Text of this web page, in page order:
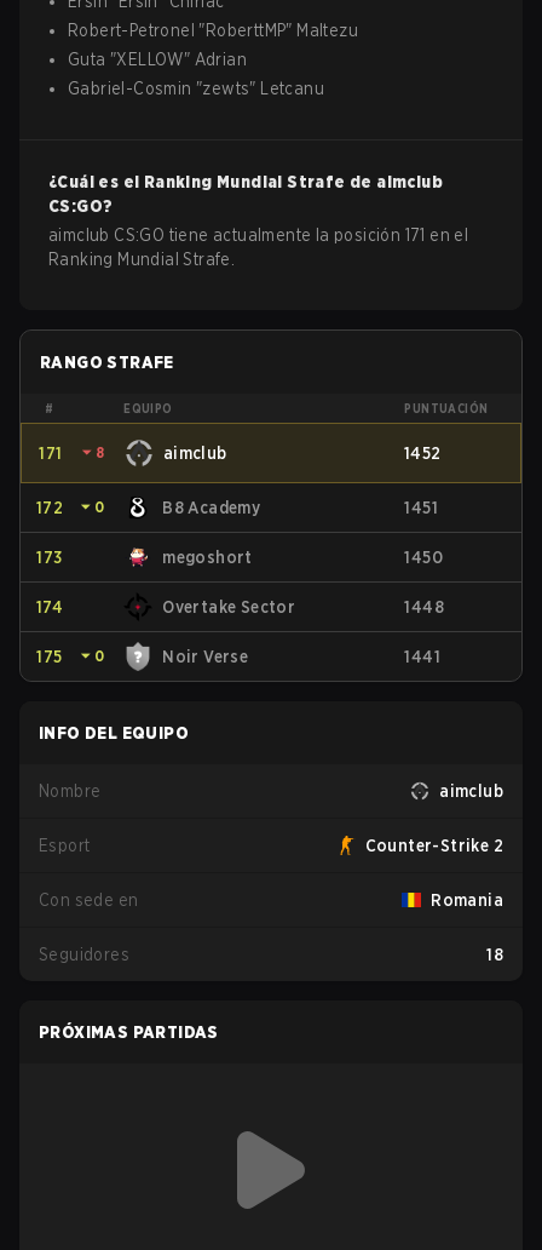
Robert-Petronel "RoberttMP" Maltezu
Guta "XELLOW" Adrian
Gabriel-Cosmin "zewts" Letcanu
¿Cuál es el Ranking Mundial Strafe de aimclub
CS:GO?
aimclub CS:GO tiene actualmente la posición 171 en el
Ranking Mundial Strafe.
RANGO STRAFE
# EQUIPO PUNTUACIÓN
171 ⏷ 8 aimclub 1452
172 ⏷ 0 B8 Academy 1451
173 megoshort 1450
174 Overtake Sector 1448
175 ⏷ 0 Noir Verse 1441
INFO DEL EQUIPO
Nombre aimclub
Esport Counter-Strike 2
Con sede en Romania
Seguidores 18
PRÓXIMAS PARTIDAS